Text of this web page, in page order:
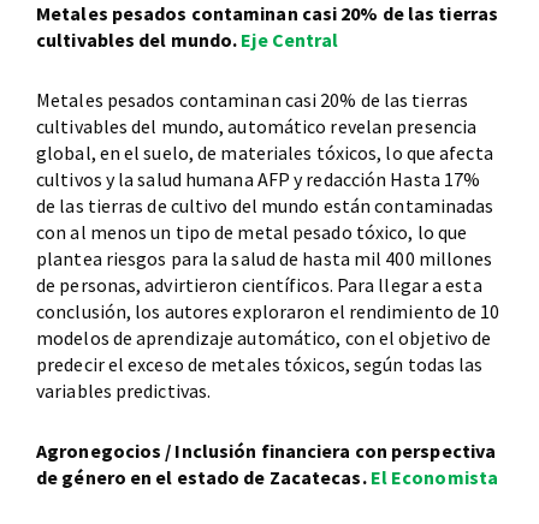
Metales pesados contaminan casi 20% de las tierras
cultivables del mundo. Eje Central
Metales pesados contaminan casi 20% de las tierras
cultivables del mundo, automático revelan presencia
global, en el suelo, de materiales tóxicos, lo que afecta
cultivos y la salud humana AFP y redacción Hasta 17%
de las tierras de cultivo del mundo están contaminadas
con al menos un tipo de metal pesado tóxico, lo que
plantea riesgos para la salud de hasta mil 400 millones
de personas, advirtieron científicos. Para llegar a esta
conclusión, los autores exploraron el rendimiento de 10
modelos de aprendizaje automático, con el objetivo de
predecir el exceso de metales tóxicos, según todas las
variables predictivas.
Agronegocios / Inclusión financiera con perspectiva
de género en el estado de Zacatecas. El Economista